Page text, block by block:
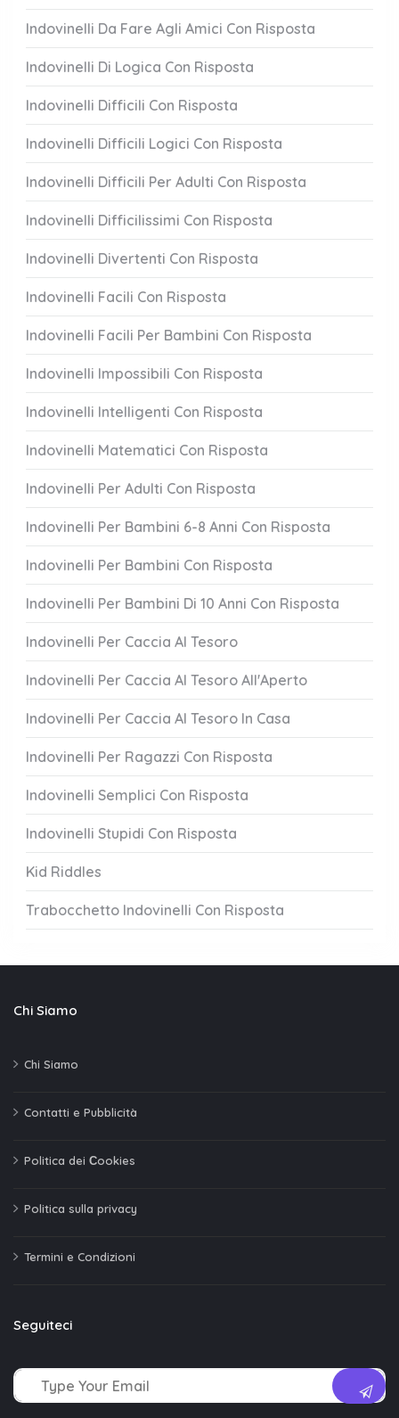
Indovinelli Da Fare Agli Amici Con Risposta
Indovinelli Di Logica Con Risposta
Indovinelli Difficili Con Risposta
Indovinelli Difficili Logici Con Risposta
Indovinelli Difficili Per Adulti Con Risposta
Indovinelli Difficilissimi Con Risposta
Indovinelli Divertenti Con Risposta
Indovinelli Facili Con Risposta
Indovinelli Facili Per Bambini Con Risposta
Indovinelli Impossibili Con Risposta
Indovinelli Intelligenti Con Risposta
Indovinelli Matematici Con Risposta
Indovinelli Per Adulti Con Risposta
Indovinelli Per Bambini 6-8 Anni Con Risposta
Indovinelli Per Bambini Con Risposta
Indovinelli Per Bambini Di 10 Anni Con Risposta
Indovinelli Per Caccia Al Tesoro
Indovinelli Per Caccia Al Tesoro All'Aperto
Indovinelli Per Caccia Al Tesoro In Casa
Indovinelli Per Ragazzi Con Risposta
Indovinelli Semplici Con Risposta
Indovinelli Stupidi Con Risposta
Kid Riddles
Trabocchetto Indovinelli Con Risposta
Chi Siamo
Chi Siamo
Contatti e Pubblicità
Politica dei Сookies
Politica sulla privacy
Termini e Condizioni
Seguiteci